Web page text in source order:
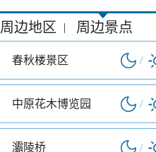
周边地区 | 周边景点
春秋楼景区 /
中原花木博览园 /
灞陵桥 /